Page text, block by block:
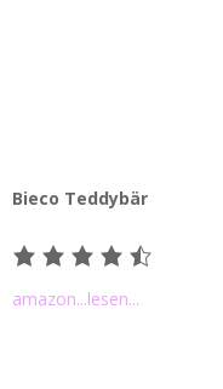
Bieco Teddybär
amazon...lesen...